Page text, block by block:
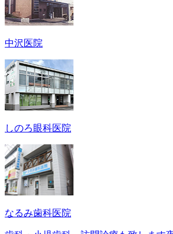
中沢医院
しのろ眼科医院
なるみ歯科医院